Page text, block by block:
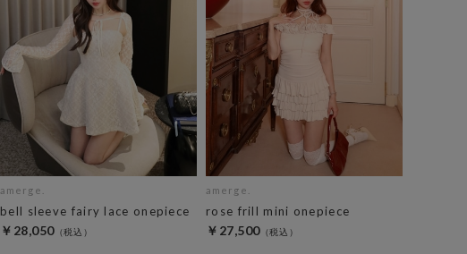
amerge.
bell sleeve fairy lace onepiece
￥28,050
amerge.
rose frill mini onepiece
￥27,500